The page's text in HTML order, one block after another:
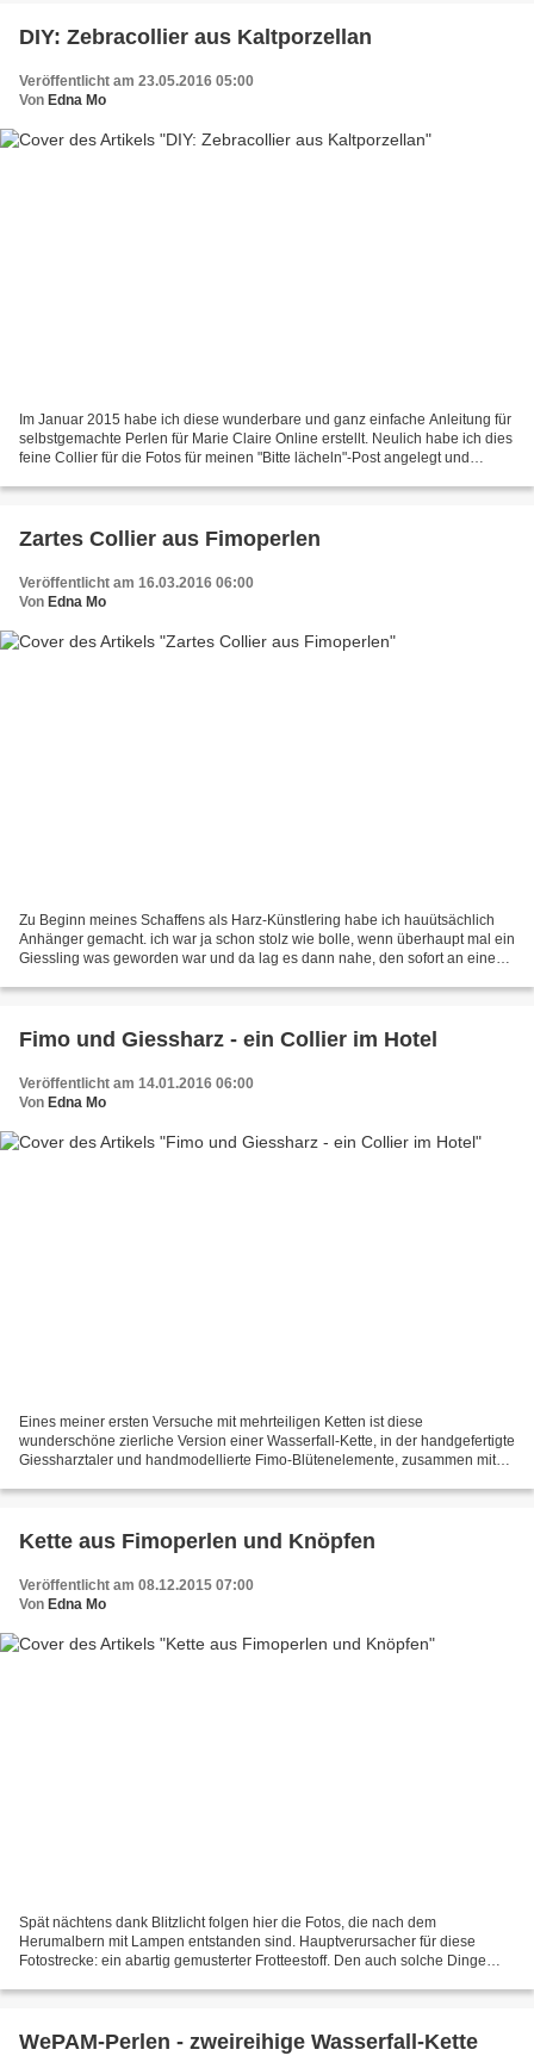
DIY: Zebracollier aus Kaltporzellan
Veröffentlicht am 23.05.2016 05:00
Von Edna Mo
Im Januar 2015 habe ich diese wunderbare und ganz einfache Anleitung für
selbstgemachte Perlen für Marie Claire Online erstellt. Neulich habe ich dies
feine Collier für die Fotos für meinen "Bitte lächeln"-Post angelegt und
Zartes Collier aus Fimoperlen
Veröffentlicht am 16.03.2016 06:00
Von Edna Mo
Zu Beginn meines Schaffens als Harz-Künstlering habe ich hauütsächlich
Anhänger gemacht. ich war ja schon stolz wie bolle, wenn überhaupt mal ein
Giessling was geworden war und da lag es dann nahe, den sofort an eine
Fimo und Giessharz - ein Collier im Hotel
Veröffentlicht am 14.01.2016 06:00
Von Edna Mo
Eines meiner ersten Versuche mit mehrteiligen Ketten ist diese
wunderschöne zierliche Version einer Wasserfall-Kette, in der handgefertigte
Giessharztaler und handmodellierte Fimo-Blütenelemente, zusammen mit
Kette aus Fimoperlen und Knöpfen
Veröffentlicht am 08.12.2015 07:00
Von Edna Mo
Spät nächtens dank Blitzlicht folgen hier die Fotos, die nach dem
Herumalbern mit Lampen entstanden sind. Hauptverursacher für diese
Fotostrecke: ein abartig gemusterter Frotteestoff. Den auch solche Dinge
WePAM-Perlen - zweireihige Wasserfall-Kette